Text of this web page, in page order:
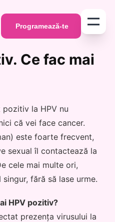
Programează-te
Programează-te
Ce fac mai
la HPV nu
că vei face cancer.
este foarte frecvent,
sexual îl contactează la
cele mai multe ori,
fără să lase urme.
HPV pozitiv?
prezența virusului la